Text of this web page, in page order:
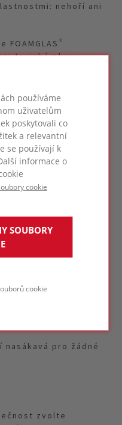
používáme
uživatelům
poskytovali co
a relevantní
se používají k
informace o
cookie
SOUBORY
cookie
nehoří ani
toxické plyny.
hořící
osoby a šířit
bezpečnost a
řešení pro
požáry (Jet-Fire,
pro prostupy
teplotu tání vyšší než
nasákavá pro žádné
zvolte